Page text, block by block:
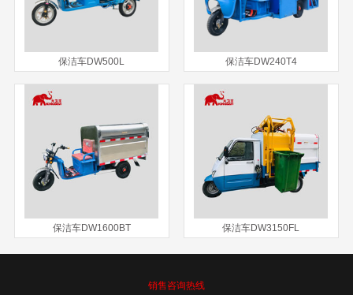
保洁车DW500L 保洁车DW240T4
保洁车DW1600BT 保洁车DW3150FL
销售咨询热线